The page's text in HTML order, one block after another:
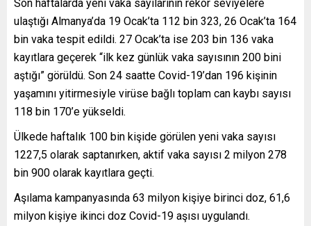
Son haftalarda yeni vaka sayılarının rekor seviyelere
ulaştığı Almanya’da 19 Ocak’ta 112 bin 323, 26 Ocak’ta 164
bin vaka tespit edildi. 27 Ocak’ta ise 203 bin 136 vaka
kayıtlara geçerek “ilk kez günlük vaka sayısının 200 bini
aştığı” görüldü. Son 24 saatte Covid-19’dan 196 kişinin
yaşamını yitirmesiyle virüse bağlı toplam can kaybı sayısı
118 bin 170’e yükseldi.
Ülkede haftalık 100 bin kişide görülen yeni vaka sayısı
1227,5 olarak saptanırken, aktif vaka sayısı 2 milyon 278
bin 900 olarak kayıtlara geçti.
Aşılama kampanyasında 63 milyon kişiye birinci doz, 61,6
milyon kişiye ikinci doz Covid-19 aşısı uygulandı.